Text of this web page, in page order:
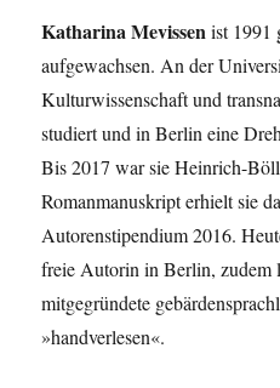
Katharina Mevissenist 1991
aufgewachsen. An der
Kulturwissenschaft und
studiert und in Berlin eine
Bis 2017 war sie Heinrich-
Romanmanuskript erhielt sie
Autorenstipendium 2016.
freie Autorin in Berlin, zudem
mitgegründete
»handverlesen«.